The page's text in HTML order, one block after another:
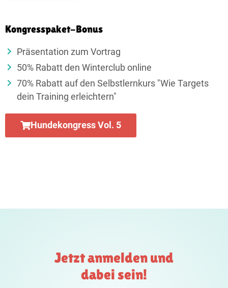
Kongresspaket-Bonus
Präsentation zum Vortrag
50% Rabatt den Winterclub online
70% Rabatt auf den Selbstlernkurs "Wie Targets
dein Training erleichtern"
Hundekongress Vol. 5
Jetzt anmelden und
dabei sein!